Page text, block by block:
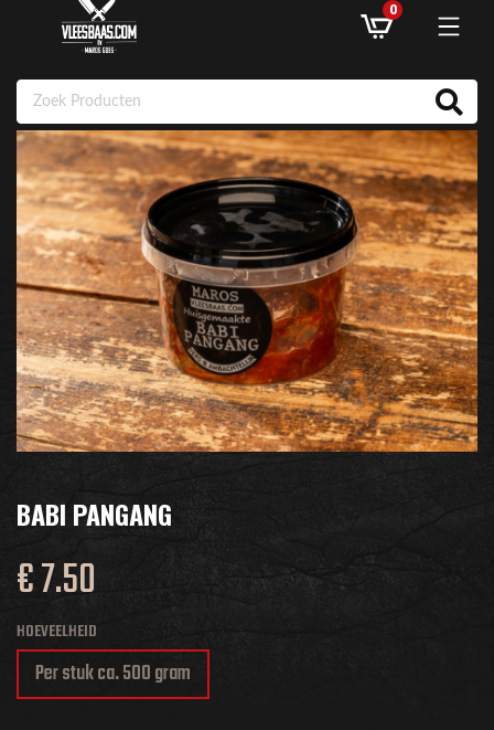
ASSORTIMENT
AANBIEDINGEN
RECEPTEN
KLANTENSERVICE
INLOGGEN
0
BABI PANGANG
€ 7.50
HOEVEELHEID
Per stuk ca. 500 gram